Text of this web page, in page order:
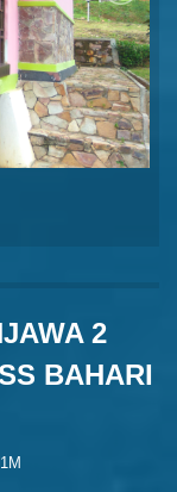
2
BAHARI